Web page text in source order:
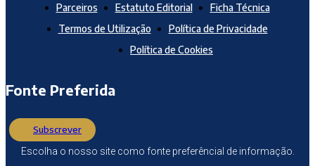
Parceiros Estatuto Editorial
Ficha Técnica
Termos de Utilização
Política de Privacidade
Política de Cookies
Fonte Preferida
Subscrever
Escolha o nosso site como fonte preferêncial de informação.